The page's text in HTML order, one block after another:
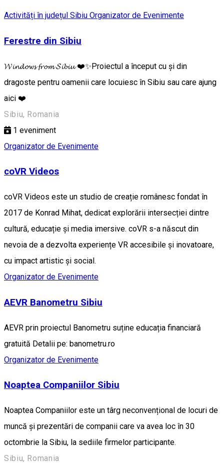
Activități în județul Sibiu Organizator de Evenimente
Ferestre din Sibiu
𝓦𝓲𝓷𝓭𝓸𝔀𝓼 𝓯𝓻𝓸𝓶 𝓢𝓲𝓫𝓲𝓾 ❤️✨Proiectul a început cu și din
dragoste pentru oamenii care locuiesc în Sibiu sau care ajung
aici ❤️
Sibiu, Romania
1 eveniment
Organizator de Evenimente
coVR Videos
coVR Videos este un studio de creație românesc fondat în
2017 de Konrad Mihat, dedicat explorării intersecției dintre
cultură, educație și media imersive. coVR s-a născut din
nevoia de a dezvolta experiențe VR accesibile și inovatoare,
cu impact artistic și social.
Organizator de Evenimente
AEVR Banometru Sibiu
AEVR prin proiectul Banometru suține educația financiară
gratuită Detalii pe: banometru.ro
Organizator de Evenimente
Noaptea Companiilor Sibiu
Noaptea Companiilor este un târg neconvențional de locuri de
muncă și prezentări de companii care va avea loc în 30
octombrie la Sibiu, la sediile firmelor participante.
Sibiu, Romania